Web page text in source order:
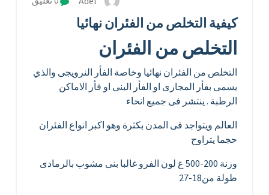
كيفية التخلص من الفئران نهائيا
التخلص من الفئران
التخلص من الفئران نهائيا وخاصة الفأر النرويجى والذي
يسمى بفأر المجارى او الفأر البنى او فأر الاماكن
الرطبة . ينتشر فى جميع انحاء
العالم ويتواجد فى المدن بكثرة وهو اكبر انواع الفئران
حجما يتراوح
وزنة 200-500 غ لون الفرو غالبا بنى مشوب بالرمادى
طولة من18-27